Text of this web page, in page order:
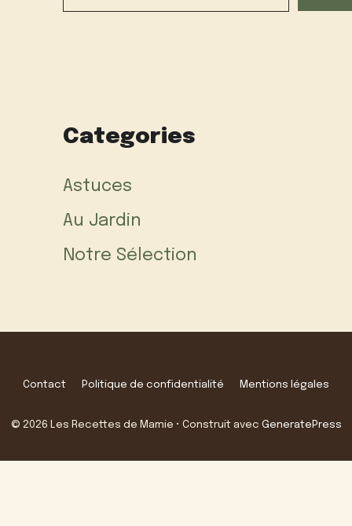
Categories
Astuces
Au Jardin
Notre Sélection
Contact Politique de confidentialité Mentions légales
© 2026 Les Recettes de Mamie • Construit avec GeneratePress